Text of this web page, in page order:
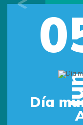
Día
Previous